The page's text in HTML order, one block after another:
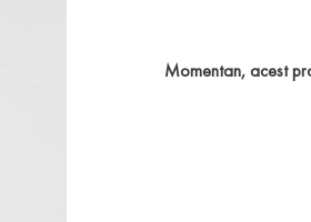
Momentan, acest